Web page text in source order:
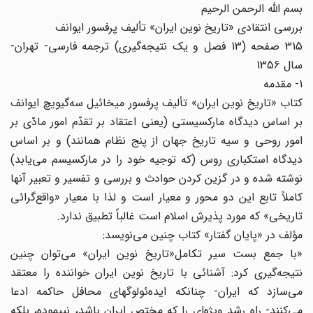
بسم الله الرحمن الرحیم
بررسی انتقادی «تاریخ نوین ایران» تألیف پرفسور ایوانف
315 صفحه (13 فصل و یک نتیجه‌گیری) ترجمه فارسی- تهران-
سال 1356
کتاب «تاریخ نوین ایران» تألیف پرفسور میخائیل سه‌گیویچ ایوانف
بر اساس دیدگاه مارکسیستی (یعنی اعتقاد بر تقدّم امور مادّی بر
امور روحی و سیه تاریخ جهان از پنج نظام همانند) و بر اساس
دیدگاه استکباری روس (که توجیه خود را در مارکسیسم می‌یابد)
نوشته شده و در گزین کردن حوادث و بررسی و تفسیر و تعبیر آنها
کاملاً تابع این دو محور و معیار است و لذا با معیار «واقع‌گرائی
تاریخی» که مورد پذیرش اسلام است غالباً تطبیق ندارد.
مؤلف در «پایان گفتار» کتاب چنین می‌نویسد:
«با جمع بست سیر تکامل«تاریخ نوین ایران» می‌توان چنین
نتیجه‌گیری کرد: آشنائی با تاریخ نوین ایران خواننده را معتقد
می‌سازد که ایران- چنانکه ایده‌ئولوگهای محافل حاکمه ادعا